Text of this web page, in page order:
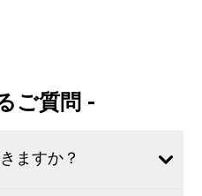
ご質問 -
ますか？